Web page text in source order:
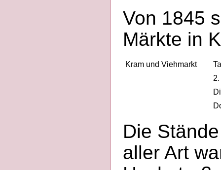
Von 1845
Märkte in
Kram und Viehmarkt
Die
aller Art